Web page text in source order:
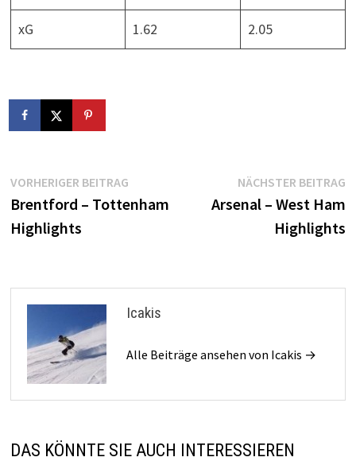
xG 1.62 2.05
Beitragsnavigation
VORHERIGER BEITRAGVorheriger
Beitrag:
Brentford – Tottenham
Highlights
NÄCHSTER BEITRAG
Arsenal – West Ham
Highlights
Icakis
Alle Beiträge ansehen von Icakis →
DAS KÖNNTE SIE AUCH INTERESSIEREN